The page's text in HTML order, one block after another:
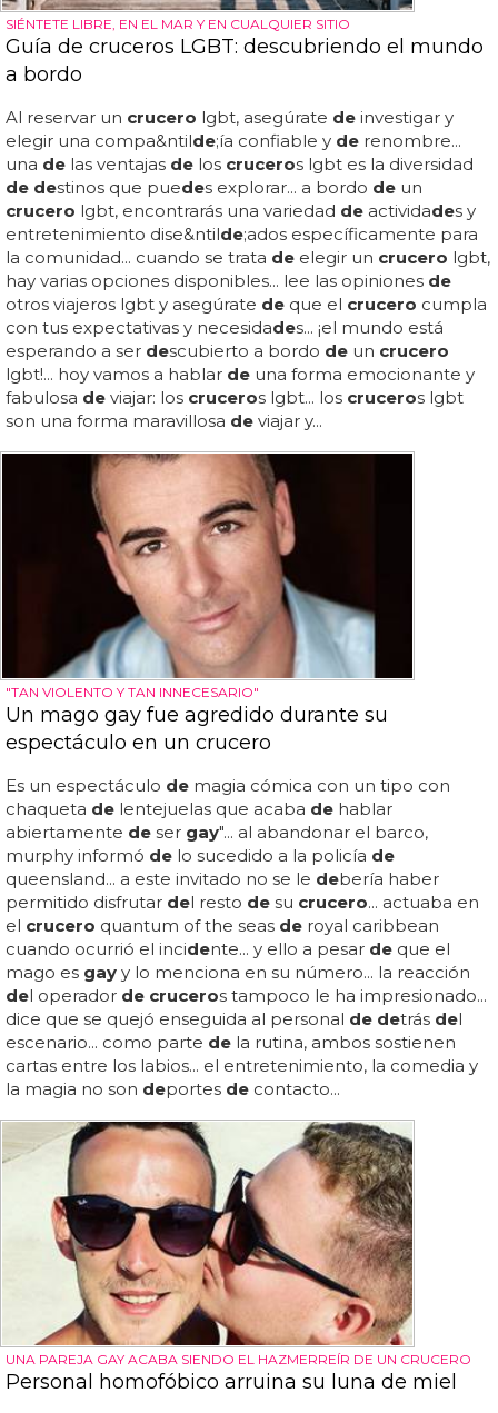
SIÉNTETE LIBRE, EN EL MAR Y EN CUALQUIER SITIO
Guía de cruceros LGBT: descubriendo el mundo
a bordo
Al reservar un crucero lgbt, asegúrate de investigar y
elegir una compa&ntilde;ía confiable y de renombre...
una de las ventajas de los cruceros lgbt es la diversidad
de destinos que puedes explorar... a bordo de un
crucero lgbt, encontrarás una variedad de actividades y
entretenimiento dise&ntilde;ados específicamente para
la comunidad... cuando se trata de elegir un crucero lgbt,
hay varias opciones disponibles... lee las opiniones de
otros viajeros lgbt y asegúrate de que el crucero cumpla
con tus expectativas y necesidades... ¡el mundo está
esperando a ser descubierto a bordo de un crucero
lgbt!... hoy vamos a hablar de una forma emocionante y
fabulosa de viajar: los cruceros lgbt... los cruceros lgbt
son una forma maravillosa de viajar y...
"TAN VIOLENTO Y TAN INNECESARIO"
Un mago gay fue agredido durante su
espectáculo en un crucero
Es un espectáculo de magia cómica con un tipo con
chaqueta de lentejuelas que acaba de hablar
abiertamente de ser gay"... al abandonar el barco,
murphy informó de lo sucedido a la policía de
queensland... a este invitado no se le debería haber
permitido disfrutar del resto de su crucero... actuaba en
el crucero quantum of the seas de royal caribbean
cuando ocurrió el incidente... y ello a pesar de que el
mago es gay y lo menciona en su número... la reacción
del operador de cruceros tampoco le ha impresionado...
dice que se quejó enseguida al personal de detrás del
escenario... como parte de la rutina, ambos sostienen
cartas entre los labios... el entretenimiento, la comedia y
la magia no son deportes de contacto...
UNA PAREJA GAY ACABA SIENDO EL HAZMERREÍR DE UN CRUCERO
Personal homofóbico arruina su luna de miel